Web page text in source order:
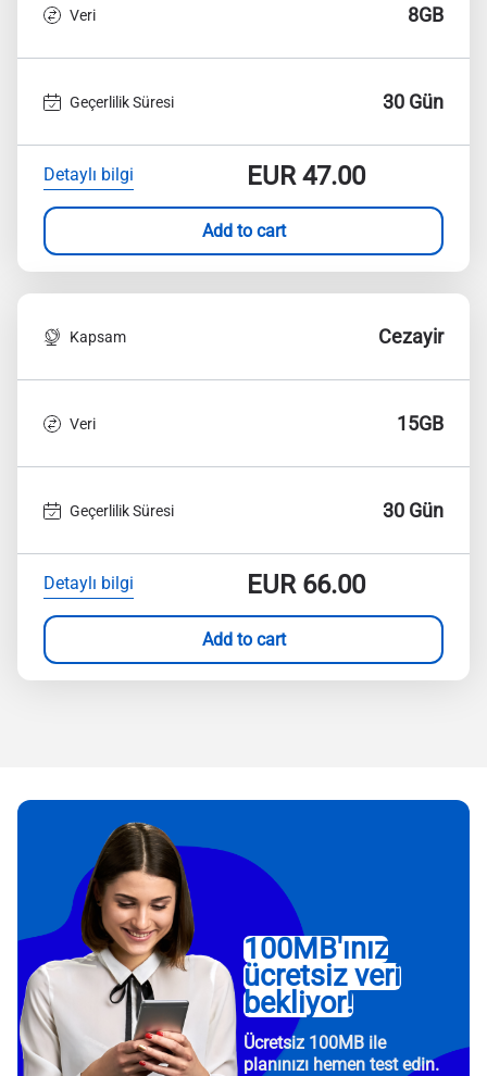
Veri 8GB
Geçerlilik Süresi 30 Gün
Detaylı bilgi EUR47.00
Add to cart
Kapsam Cezayir
Veri 15GB
Geçerlilik Süresi 30 Gün
Detaylı bilgi EUR66.00
Add to cart
100MB'ınız
ücretsiz veri
bekliyor!
Ücretsiz 100MB ile
planınızı hemen test edin.